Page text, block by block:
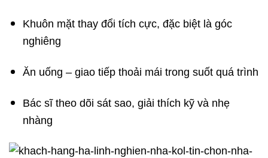
Khuôn mặt thay đổi tích cực, đặc biệt là góc
nghiêng
Ăn uống – giao tiếp thoải mái trong suốt quá trình
Bác sĩ theo dõi sát sao, giải thích kỹ và nhẹ
nhàng